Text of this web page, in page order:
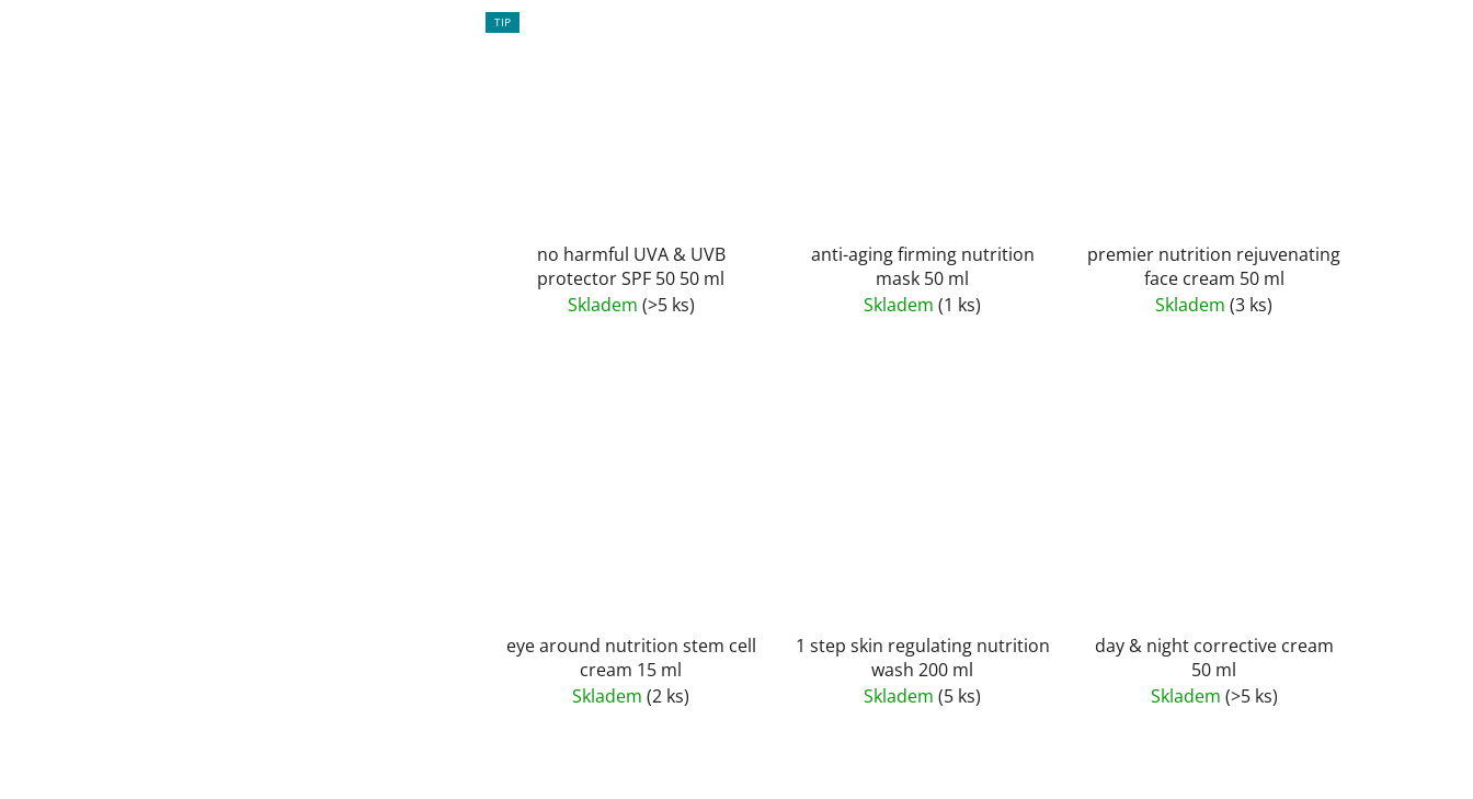
TIP
no harmful UVA & UVB
protector SPF 50 50 ml
Skladem (>5 ks)
anti-aging firming nutrition
mask 50 ml
Skladem(1 ks)
premier nutrition rejuvenating
face cream 50 ml
Skladem(3 ks)
eye around nutrition stem cell
cream 15 ml
Skladem(2 ks)
1 step skin regulating nutrition
wash 200 ml
Skladem(5 ks)
day & night corrective cream
50 ml
Skladem (>5 ks)